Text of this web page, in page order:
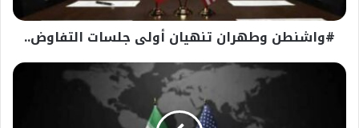
#واشنطن وطهران تنهيان أولى جلسات التفاوض..
#وكالة